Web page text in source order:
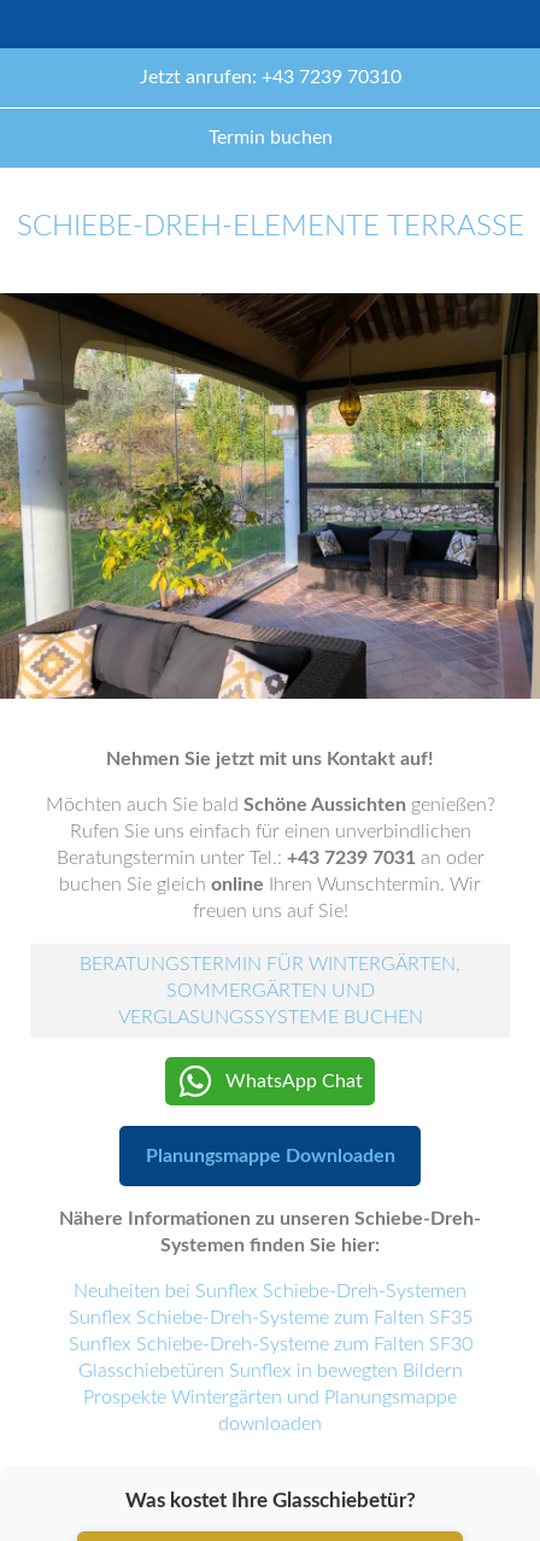
Jetzt anrufen: +43 7239 70310
Termin buchen
SCHIEBE-DREH-ELEMENTE TERRASSE
Nehmen Sie jetzt mit uns Kontakt auf!
Möchten auch Sie bald Schöne Aussichten genießen?
Rufen Sie uns einfach für einen unverbindlichen
Beratungstermin unter Tel.: +43 7239 7031 an oder
buchen Sie gleich online Ihren Wunschtermin. Wir
freuen uns auf Sie!
BERATUNGSTERMIN FÜR WINTERGÄRTEN,
SOMMERGÄRTEN UND
VERGLASUNGSSYSTEME BUCHEN
WhatsApp Chat
Planungsmappe Downloaden
Nähere Informationen zu unseren Schiebe-Dreh-
Systemen finden Sie hier:
Neuheiten bei Sunflex Schiebe-Dreh-Systemen
Sunflex Schiebe-Dreh-Systeme zum Falten SF35
Sunflex Schiebe-Dreh-Systeme zum Falten SF30
Glasschiebetüren Sunflex in bewegten Bildern
Prospekte Wintergärten und Planungsmappe
downloaden
Was kostet Ihre Glasschiebetür?